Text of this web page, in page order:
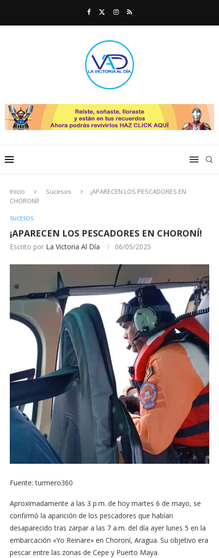
Inicio Sucesos
¡APARECEN LOS PESCADORES EN
CHORONÍ!
SUCESOS
¡APARECEN LOS PESCADORES EN CHORONÍ!
Escrito por La Victoria Al Día 06/05/2025
Fuente: turmero360
Aproximadamente a las 3 p.m. de hoy martes 6 de mayo, se
confirmó la aparición de los pescadores que habían
desaparecido tras zarpar a las 7 a.m. del día ayer lunes 5 en la
embarcación «Yo Reinare» en Choroní, Aragua. Su objetivo era
pescar entre las zonas de Cepe y Puerto Maya.